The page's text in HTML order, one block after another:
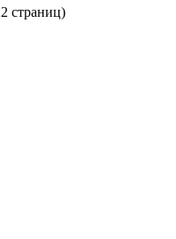
страниц)